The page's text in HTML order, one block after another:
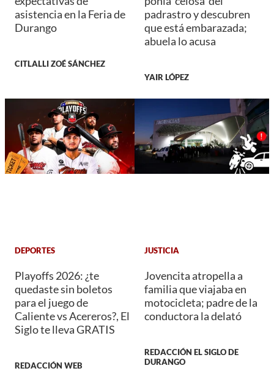
asistencia en la Feria de
Durango
CITLALLI ZOÉ SÁNCHEZ
padrastro y descubren
que está embarazada;
abuela lo acusa
YAIR LÓPEZ
DEPORTES
Playoffs 2026: ¿te
quedaste sin boletos
para el juego de
Caliente vs Acereros?, El
Siglo te lleva GRATIS
REDACCIÓN WEB
JUSTICIA
Jovencita atropella a
familia que viajaba en
motocicleta; padre de la
conductora la delató
REDACCIÓN EL SIGLO DE
DURANGO